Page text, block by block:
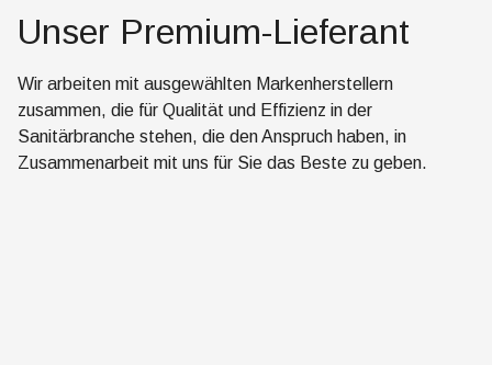
Unser Premium-Lieferant
Wir arbeiten mit ausgewählten Markenherstellern
zusammen, die für Qualität und Effizienz in der
Sanitärbranche stehen, die den Anspruch haben, in
Zusammenarbeit mit uns für Sie das Beste zu geben.